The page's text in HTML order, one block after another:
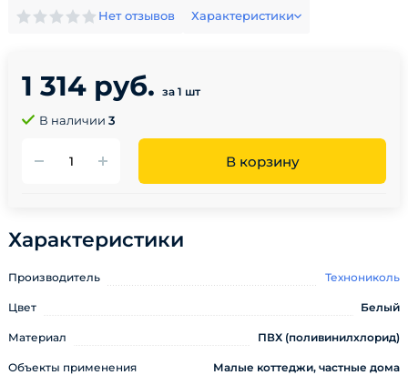
Нет отзывов Характеристики
1 314 руб. за 1 шт
В наличии 3
В корзину
Характеристики
Производитель Технониколь
Цвет Белый
Материал ПВХ (поливинилхлорид)
Объекты применения Малые коттеджи, частные дома